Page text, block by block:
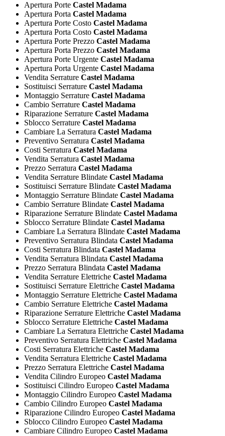
Apertura Porte Castel Madama
Apertura Porta Castel Madama
Apertura Porte Costo Castel Madama
Apertura Porta Costo Castel Madama
Apertura Porte Prezzo Castel Madama
Apertura Porta Prezzo Castel Madama
Apertura Porte Urgente Castel Madama
Apertura Porta Urgente Castel Madama
Vendita Serrature Castel Madama
Sostituisci Serrature Castel Madama
Montaggio Serrature Castel Madama
Cambio Serrature Castel Madama
Riparazione Serrature Castel Madama
Sblocco Serrature Castel Madama
Cambiare La Serratura Castel Madama
Preventivo Serratura Castel Madama
Costi Serratura Castel Madama
Vendita Serratura Castel Madama
Prezzo Serratura Castel Madama
Vendita Serrature Blindate Castel Madama
Sostituisci Serrature Blindate Castel Madama
Montaggio Serrature Blindate Castel Madama
Cambio Serrature Blindate Castel Madama
Riparazione Serrature Blindate Castel Madama
Sblocco Serrature Blindate Castel Madama
Cambiare La Serratura Blindate Castel Madama
Preventivo Serratura Blindata Castel Madama
Costi Serratura Blindata Castel Madama
Vendita Serratura Blindata Castel Madama
Prezzo Serratura Blindata Castel Madama
Vendita Serrature Elettriche Castel Madama
Sostituisci Serrature Elettriche Castel Madama
Montaggio Serrature Elettriche Castel Madama
Cambio Serrature Elettriche Castel Madama
Riparazione Serrature Elettriche Castel Madama
Sblocco Serrature Elettriche Castel Madama
Cambiare La Serratura Elettriche Castel Madama
Preventivo Serratura Elettriche Castel Madama
Costi Serratura Elettriche Castel Madama
Vendita Serratura Elettriche Castel Madama
Prezzo Serratura Elettriche Castel Madama
Vendita Cilindro Europeo Castel Madama
Sostituisci Cilindro Europeo Castel Madama
Montaggio Cilindro Europeo Castel Madama
Cambio Cilindro Europeo Castel Madama
Riparazione Cilindro Europeo Castel Madama
Sblocco Cilindro Europeo Castel Madama
Cambiare Cilindro Europeo Castel Madama